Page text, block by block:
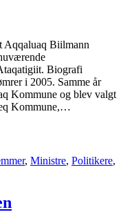
Aqqaluaq Biilmann
Biografi
i 2005. Samme år
Kommune og blev valgt
Kommune,…
, Ministre, Politikere,